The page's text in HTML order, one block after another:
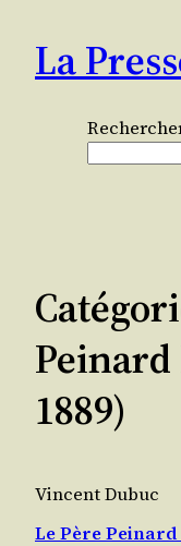
contenu
La
Peinard
1889)
Vincent Dubuc
Le Père